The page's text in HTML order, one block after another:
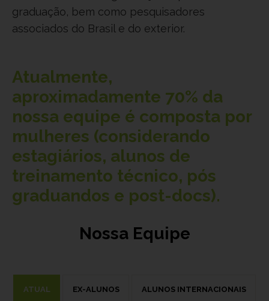
graduação, bem como pesquisadores
associados do Brasil e do exterior.
Atualmente,
aproximadamente 70% da
nossa equipe é composta por
mulheres (considerando
estagiários, alunos de
treinamento técnico, pós
graduandos e post-docs).
Nossa Equipe
ATUAL EX-ALUNOS ALUNOS INTERNACIONAIS